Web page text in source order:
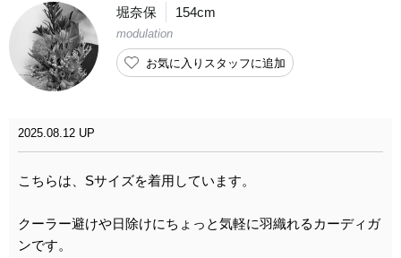
堀奈保 154cm
modulation
お気に入りスタッフに追加
2025.08.12 UP
こちらは、Sサイズを着用しています。
クーラー避けや日除けにちょっと気軽に羽織れるカーディガ
ンです。